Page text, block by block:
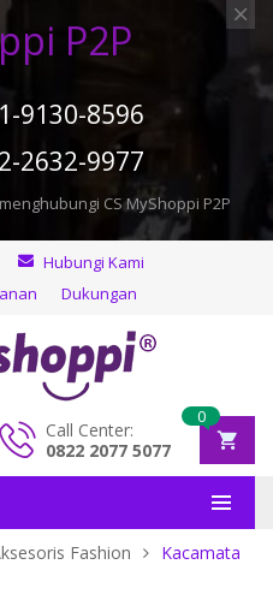
P2P
9130-8596
2632-9977
CS MyShoppi P2P
Hubungi Kami
Dukungan
Call Center:
0822 2077 5077
0
Fashion
Kacamata